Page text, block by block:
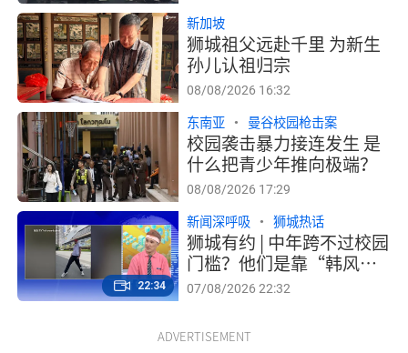
狮城祖父远赴千里 为新生
孙儿认祖归宗
新加坡
08/08/2026 16:32
校园袭击暴力接连发生 是
什么把青少年推向极端？
东南亚 曼谷校园枪击案
08/08/2026 17:29
狮城有约 | 中年跨不过校园
门槛？他们是靠“韩风”
圈粉、为兴趣钻研的资优
新闻深呼吸 狮城热话
07/08/2026 22:32
22:34
ADVERTISEMENT